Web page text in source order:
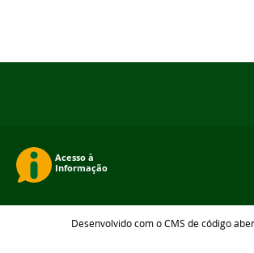
Desenvolvido com o CMS de código